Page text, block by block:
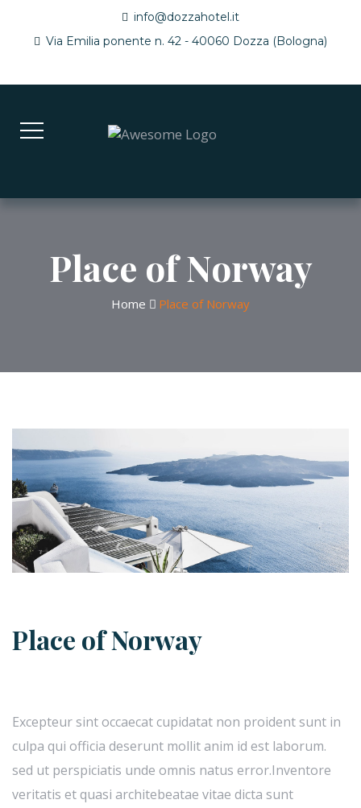
info@dozzahotel.it
Via Emilia ponente n. 42 - 40060 Dozza (Bologna)
Place of Norway
Home Place of Norway
Place of Norway
Excepteur sint occaecat cupidatat non proident sunt in
culpa qui officia deserunt mollit anim id est laborum.
sed ut perspiciatis unde omnis natus error.Inventore
veritatis et quasi architebeatae vitae dicta sunt